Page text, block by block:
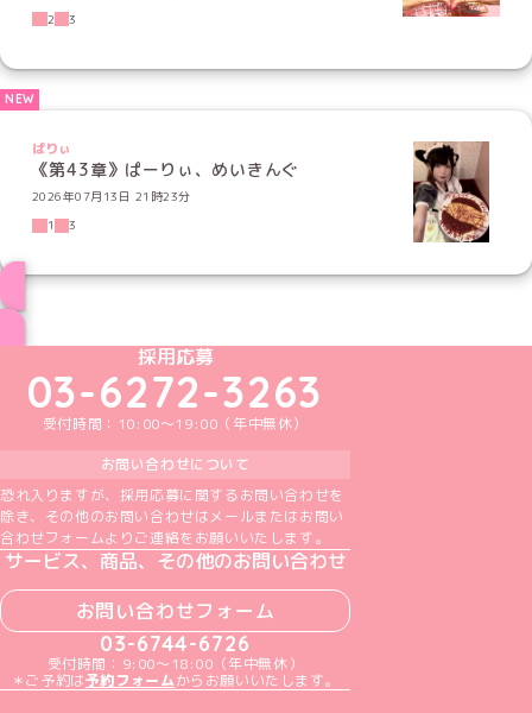
2
3
ぱりぃ
《第43章》ぱーりぃ、めいきんぐ
2026年07月13日 21時23分
1
3
めいどりーみんTikTok公式アカウント
めいどりーみんX公式アカウント
めいどりーみんInstagram公式アカウント
めいどりーみんFacebook公式アカウン
めいどりーみんYouTube公式アカ
採用応募
03-6272-3263
受付時間：10:00～19:00（年中無休）
お問い合わせについて
恐れ入りますが、採用応募に関するお問い合わせを
除き、その他のお問い合わせはメールまたはお問い
合わせフォームよりご連絡をお願いいたします。
サービス、商品、その他のお問い合わせ
お問い合わせフォーム
03-6744-6726
受付時間：9:00～18:00（年中無休）
＊ご予約は予約フォームからお願いいたします。